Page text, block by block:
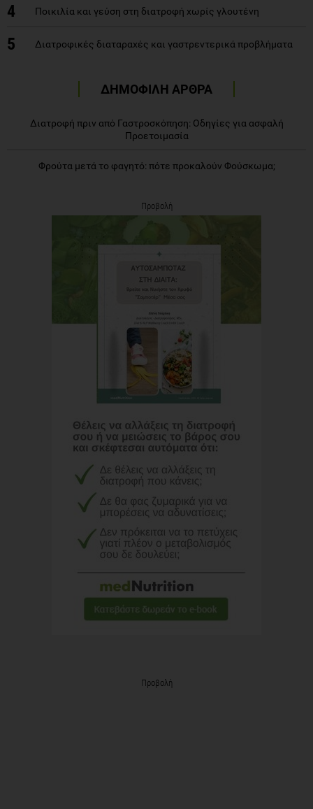
4 Ποικιλία και γεύση στη διατροφή χωρίς γλουτένη
5 Διατροφικές διαταραχές και γαστρεντερικά προβλήματα
ΔΗΜΟΦΙΛΗ ΑΡΘΡΑ
Διατροφή πριν από Γαστροσκόπηση: Οδηγίες για ασφαλή
Προετοιμασία
Φρούτα μετά το φαγητό: πότε προκαλούν Φούσκωμα;
Προβολή
Προβολή